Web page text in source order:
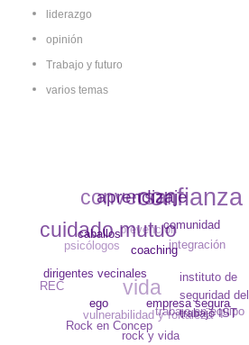
liderazgo
opinión
Trabajo y futuro
varios temas
aprendizaje
caballos
coaching
comunidad
confianza
conversar
cuidado mutuo
dirigentes vecinales
ego empresa segura
instituto de
seguridad del
trabajo IST
integración
prevención
psicólogos
REC
Rock en Concep
rock y vida
trabajo en equipo
vida
vulnerabilidad y fortaleza